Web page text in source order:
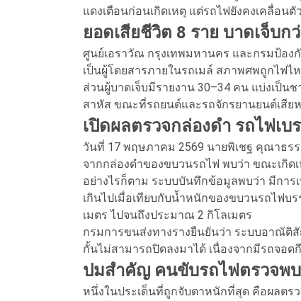
แดงเตือนก่อนเกิดเหตุ แต่รถไฟยังคงเคลื่อ
ยอดเสียชีวิต 8 ราย บาดเจ็บก
ศูนย์เอราวัณ กรุงเทพมหานคร และกรมป้อง
เป็นผู้โดยสารภายในรถเมล์ สภาพศพถูกไฟ
ส่วนผู้บาดเจ็บมีรายงาน 30–34 คน แบ่งเป็
สาหัส ขณะที่รถยนต์และรถจักรยานยนต์เสีย
เปิดผลตรวจกล่องดำ รถไฟเบ
วันที่ 17 พฤษภาคม 2569 นายพิเชฐ คุณาธร
จากกล่องดำของขบวนรถไฟ พบว่า ขณะเกิด
อย่างไรก็ตาม ระบบบันทึกข้อมูลพบว่า มีการ
เกินไปเมื่อเทียบกับน้ำหนักของขบวนรถไฟบ
เมตร ไปจนถึงประมาณ 2 กิโลเมตร
กรมการขนส่งทางรางยืนยันว่า ระบบอาณั
กั้นไม่สามารถปิดลงมาได้ เนื่องจากมีรถจอด
ปมสำคัญ คนขับรถไฟตรวจพ
หนึ่งในประเด็นที่ถูกจับตาหนักที่สุด คือผลตรว